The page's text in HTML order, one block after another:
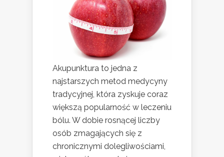
Akupunktura to jedna z
najstarszych metod medycyny
tradycyjnej, która zyskuje coraz
większą popularność w leczeniu
bólu. W dobie rosnącej liczby
osób zmagających się z
chronicznymi dolegliwościami,